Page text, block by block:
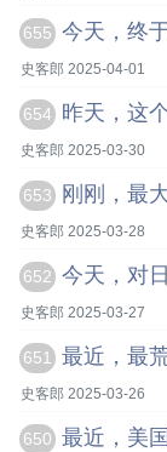
655 今天，终
史客郎 2025-04-01
654 昨天，这
史客郎 2025-03-30
653 刚刚，最
史客郎 2025-03-28
652 今天，对
史客郎 2025-03-27
651 最近，最
史客郎 2025-03-26
650 最近，美